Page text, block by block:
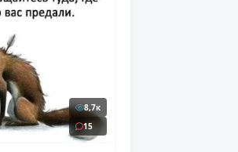
8,7к
15